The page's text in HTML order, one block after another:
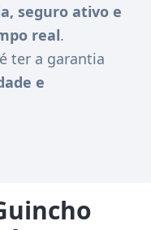
seguro ativo e
real.
é ter a garantia
e